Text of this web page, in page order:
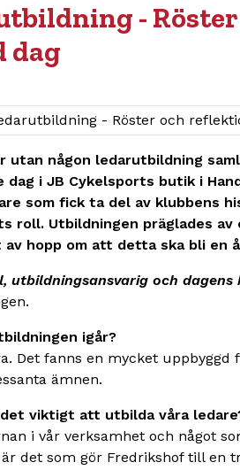
-
dag
utan någon ledarutbildning
dag i JB Cykelsports butik i
som fick ta del av klubbens
roll. Utbildningen präglades av
hopp om att detta ska bli en
utbildningsansvarig och dagens
igår?
Det fanns en mycket uppbyggd
ämnen.
viktigt att utbilda våra
i vår verksamhet och något
det som gör Fredrikshof till en